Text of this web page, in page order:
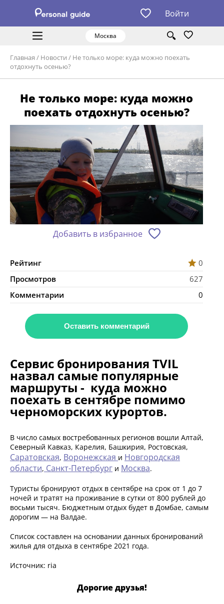
Войти
Москва
Главная / Новости / Не только море: куда можно поехать
отдохнуть осенью?
Не только море: куда можно
поехать отдохнуть осенью?
Добавить в избранное
Рейтинг
0
Просмотров
627
Комментарии
0
Оставить комментарий
Сервис бронирования TVIL
назвал самые популярные
маршруты - куда можно
поехать в сентябре помимо
черноморских курортов.
В число самых востребованных регионов вошли Алтай,
Северный Кавказ, Карелия, Башкирия, Ростовская,
Саратовская, Воронежская и Новгородская
области, Санкт-Петербург и Москва.
Туристы бронируют отдых в сентябре на срок от 1 до 7
ночей и тратят на проживание в сутки от 800 рублей до
восьми тысяч. Бюджетным отдых будет в Домбае, самым
дорогим — на Валдае.
Список составлен на основании данных бронирований
жилья для отдыха в сентябре 2021 года.
Источник: ria
Дорогие друзья!